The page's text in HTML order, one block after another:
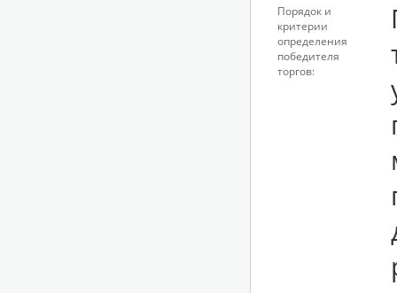
Порядок и
критерии
определения
победителя
торгов: